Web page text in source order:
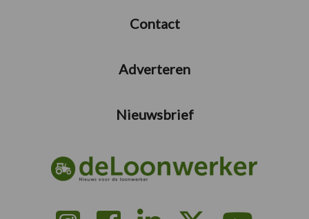
Contact
Adverteren
Nieuwsbrief